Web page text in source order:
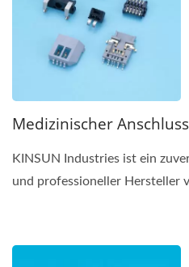
Medizinischer Anschluss
KINSUN Industries ist ein
und professioneller Hersteller